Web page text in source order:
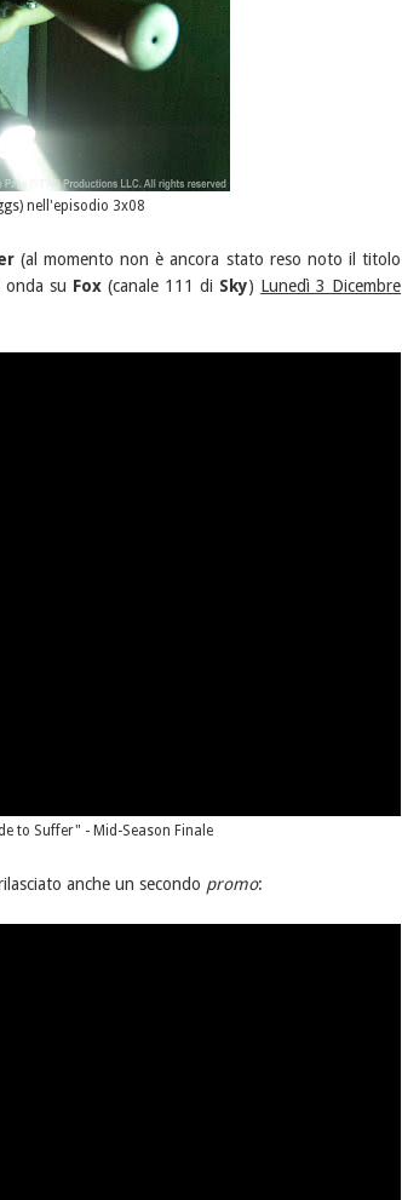
nell'episodio 3x08
(al momento non è ancora stato reso noto il titolo
su Fox (canale 111 di Sky) Lunedì 3 Dicembre
to Suffer" - Mid-Season Finale
anche un secondo promo: